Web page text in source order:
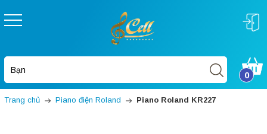
0
Trang chủ Piano điện Roland Piano Roland KR227